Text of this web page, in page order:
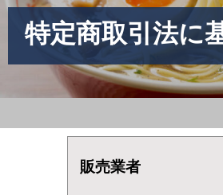
特定商取引法に
販売業者